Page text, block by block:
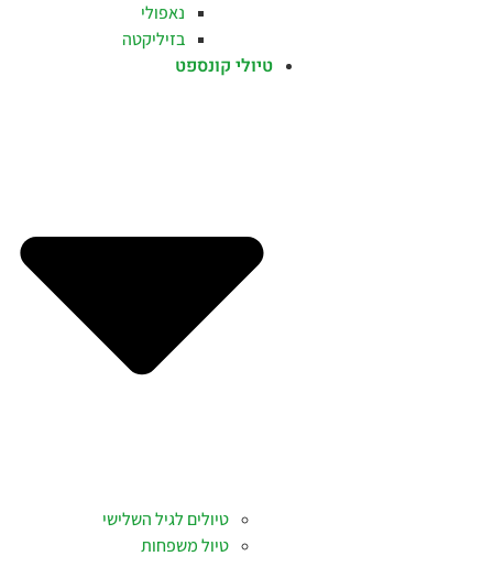
נאפולי
בזיליקטה
טיולי קונספט
טיולים לגיל השלישי
טיול משפחות